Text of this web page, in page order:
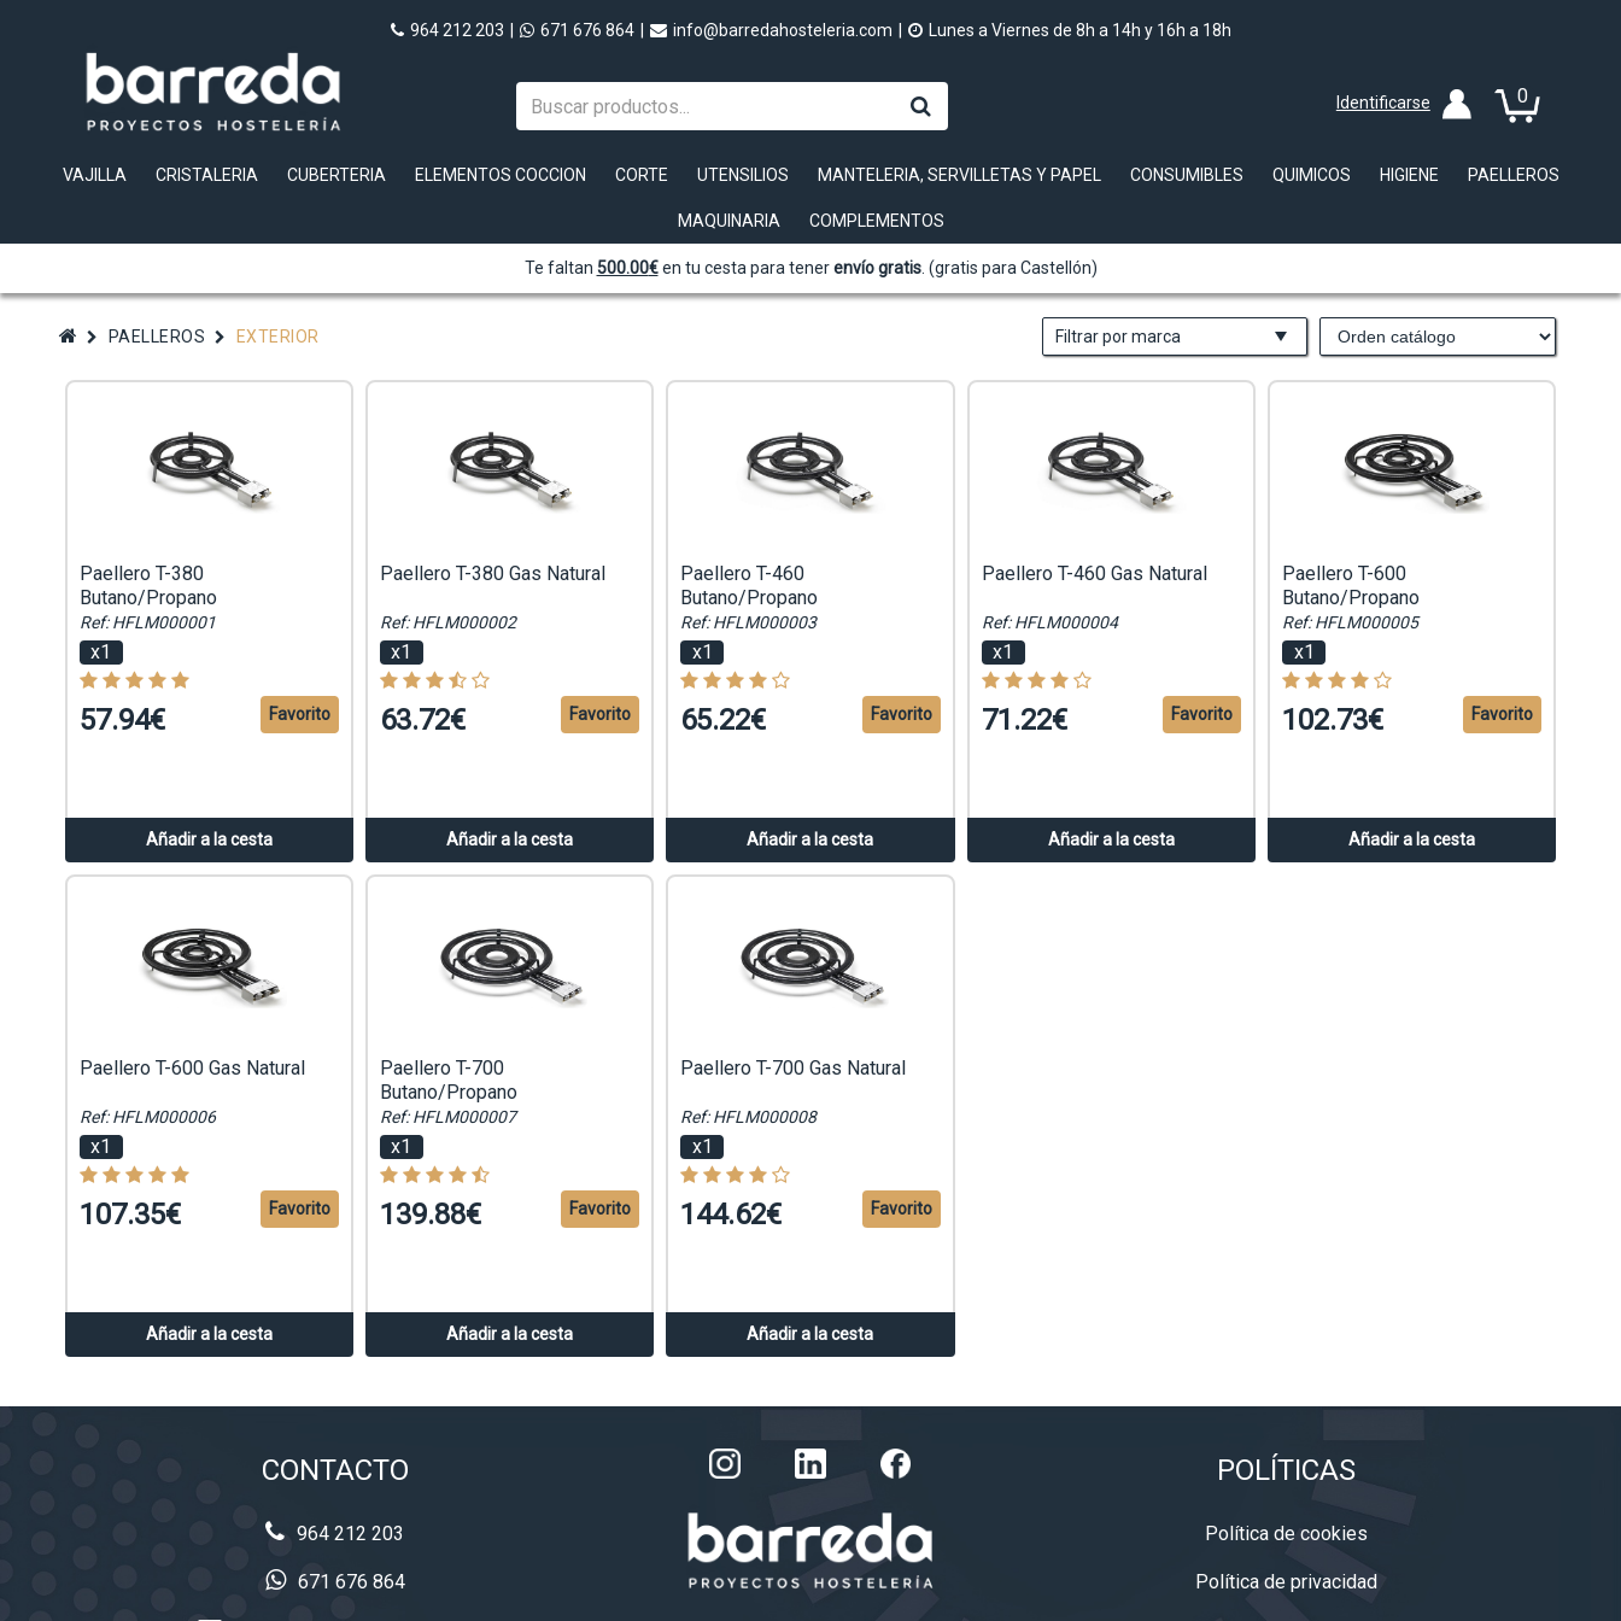
964 212 203 671 676 864 info@barredahosteleria.com Lunes a Viernes de 8h a 14h y 16h a 18h
0
Identificarse
VAJILLA CRISTALERIA CUBERTERIA ELEMENTOS COCCION CORTE UTENSILIOS MANTELERIA, SERVILLETAS Y PAPEL CONSUMIBLES QUIMICOS HIGIENE PAELLEROS
MAQUINARIA COMPLEMENTOS
Te faltan 500.00€en tu cesta para tenerenvío gratis. (gratis para Castellón)
Filtrar por marca
PAELLEROS EXTERIOR
Paellero T-380
Butano/Propano
Ref: HFLM000001
x1
57.94€
Añadir a la cesta
Favorito
Paellero T-380 Gas Natural
Ref: HFLM000002
x1
63.72€
Añadir a la cesta
Favorito
Paellero T-460
Butano/Propano
Ref: HFLM000003
x1
65.22€
Añadir a la cesta
Favorito
Paellero T-460 Gas Natural
Ref: HFLM000004
x1
71.22€
Añadir a la cesta
Favorito
Paellero T-600
Butano/Propano
Ref: HFLM000005
x1
102.73€
Añadir a la cesta
Favorito
Paellero T-600 Gas Natural
Ref: HFLM000006
x1
107.35€
Añadir a la cesta
Favorito
Paellero T-700
Butano/Propano
Ref: HFLM000007
x1
139.88€
Añadir a la cesta
Favorito
Paellero T-700 Gas Natural
Ref: HFLM000008
x1
144.62€
Añadir a la cesta
Favorito
CONTACTO
964 212 203
671 676 864
POLÍTICAS
Política de cookies
Política de privacidad